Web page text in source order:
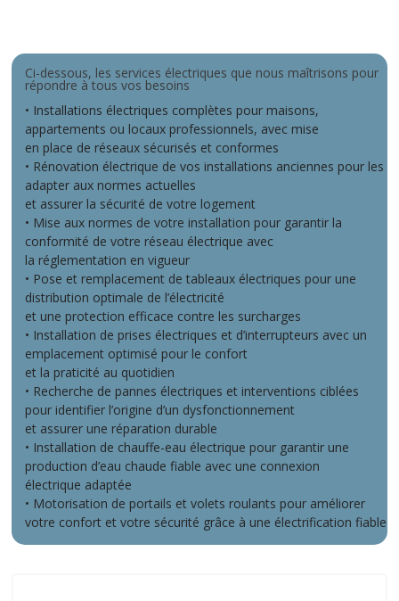
Ci-dessous, les services électriques que nous maîtrisons pour
répondre à tous vos besoins
• Installations électriques complètes pour maisons,
appartements ou locaux professionnels, avec mise
en place de réseaux sécurisés et conformes
• Rénovation électrique de vos installations anciennes pour les
adapter aux normes actuelles
et assurer la sécurité de votre logement
• Mise aux normes de votre installation pour garantir la
conformité de votre réseau électrique avec
la réglementation en vigueur
• Pose et remplacement de tableaux électriques pour une
distribution optimale de l’électricité
et une protection efficace contre les surcharges
• Installation de prises électriques et d’interrupteurs avec un
emplacement optimisé pour le confort
et la praticité au quotidien
• Recherche de pannes électriques et interventions ciblées
pour identifier l’origine d’un dysfonctionnement
et assurer une réparation durable
• Installation de chauffe-eau électrique pour garantir une
production d’eau chaude fiable avec une connexion
électrique adaptée
• Motorisation de portails et volets roulants pour améliorer
votre confort et votre sécurité grâce à une électrification fiable